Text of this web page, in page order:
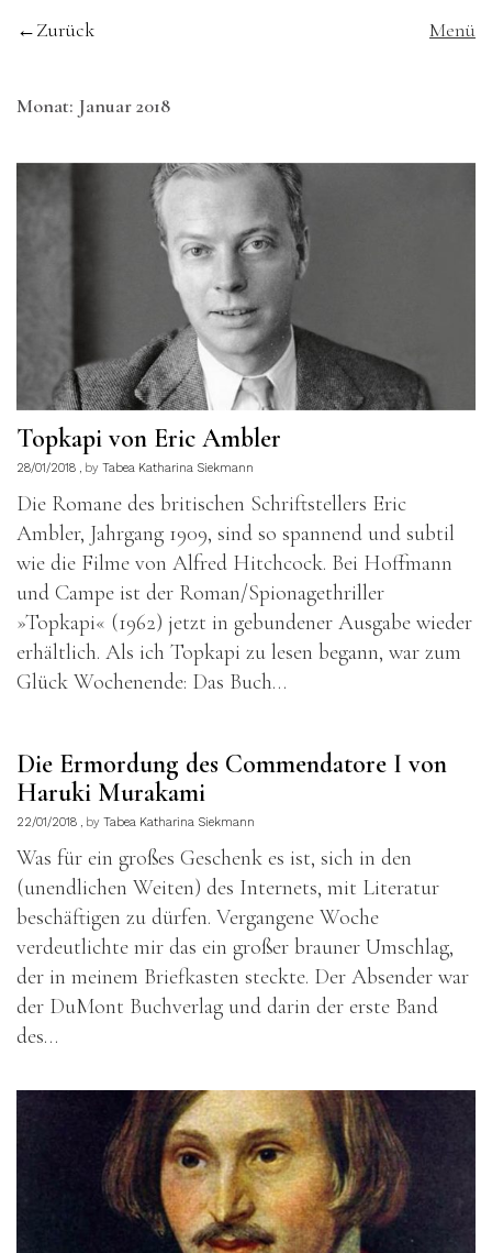
Zurück Menü
Monat: Januar 2018
Topkapi von Eric Ambler
28/01/2018 by Tabea Katharina Siekmann
Die Romane des britischen Schriftstellers Eric
Ambler, Jahrgang 1909, sind so spannend und subtil
wie die Filme von Alfred Hitchcock. Bei Hoffmann
und Campe ist der Roman/Spionagethriller
»Topkapi« (1962) jetzt in gebundener Ausgabe wieder
erhältlich. Als ich Topkapi zu lesen begann, war zum
Glück Wochenende: Das Buch…
Die Ermordung des Commendatore I von
Haruki Murakami
22/01/2018 by Tabea Katharina Siekmann
Was für ein großes Geschenk es ist, sich in den
(unendlichen Weiten) des Internets, mit Literatur
beschäftigen zu dürfen. Vergangene Woche
verdeutlichte mir das ein großer brauner Umschlag,
der in meinem Briefkasten steckte. Der Absender war
der DuMont Buchverlag und darin der erste Band
des…